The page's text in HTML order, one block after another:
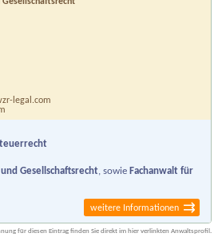
legal.com
Gesellschaftsrecht, sowie Fachanwalt für
weitere Informationen
für diesen Eintrag finden Sie direkt im hier verlinkten Anwaltsprofil.